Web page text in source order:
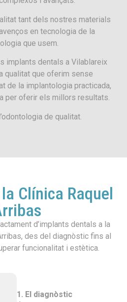
tant dels nostres materials
en tecnologia de la
que usem.
implants dentals a Vilablareix
qualitat que oferim sense
de la implantologia practicada,
per oferir els millors resultats.
de qualitat.
Clínica Raquel
d’implants dentals a la
des del diagnòstic fins al
funcionalitat i estètica.
1. El diagnòstic